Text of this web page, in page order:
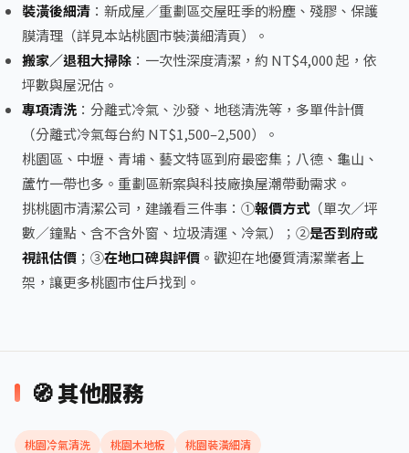
裝潢後細清 ：新成屋／重劃區交屋旺季的粉塵、殘膠、保護
膜清理（詳見本站桃園市裝潢細清頁）。
搬家／退租大掃除 ：一次性深度清潔，約 NT$4,000 起，依
坪數與屋況估。
專項清洗 ：分離式冷氣、沙發、地毯清洗等，多單件計價
（分離式冷氣每台約 NT$1,500–2,500）。
桃園區、中壢、青埔、藝文特區到府最密集；八德、龜山、
蘆竹一帶也多。重劃區新案與科技廠換屋潮帶動需求。
挑桃園市清潔公司，建議看三件事：①報價方式（單次／坪
數／鐘點、含不含外窗、垃圾清運、冷氣）；②是否到府或
視訊估價 ；③在地口碑與評價 。歡迎在地優質清潔業者上
架，讓更多桃園市住戶找到。
🧭 其他服務
桃園冷氣清洗 桃園木地板 桃園裝潢細清